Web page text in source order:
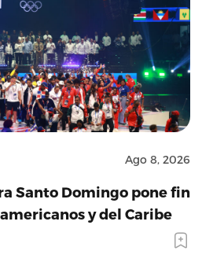
Ago 8, 2026
Santo Domingo pone fin
y del Caribe